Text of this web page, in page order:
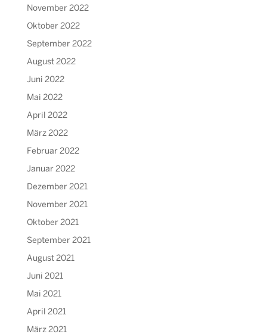
November 2022
Oktober 2022
September 2022
August 2022
Juni 2022
Mai 2022
April 2022
März 2022
Februar 2022
Januar 2022
Dezember 2021
November 2021
Oktober 2021
September 2021
August 2021
Juni 2021
Mai 2021
April 2021
März 2021